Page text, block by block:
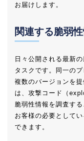
お届けします。
関連する脆弱
日々公開される最新
タスクです。同一の
複数のバージョンを
は、攻撃コード（
脆弱性情報を調査す
お客様の必要として
できます。